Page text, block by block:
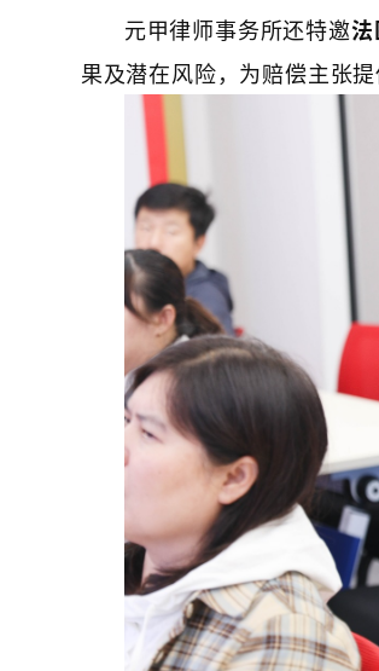
元甲律师事务所还特邀
果及潜在风险，为赔偿主张提